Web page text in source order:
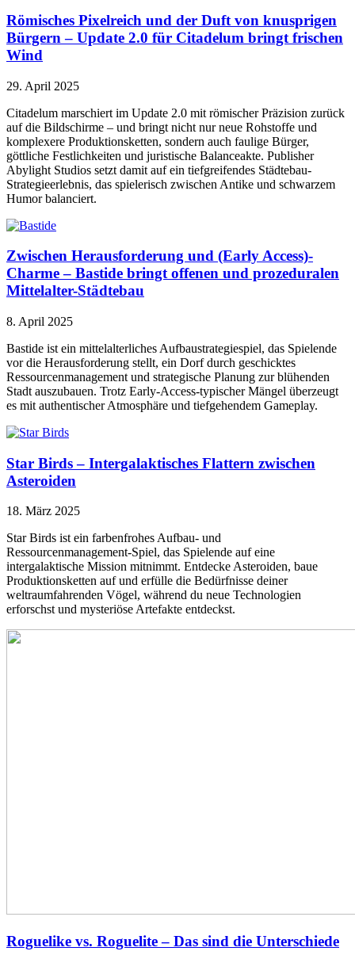
Römisches Pixelreich und der Duft von knusprigen
Bürgern – Update 2.0 für Citadelum bringt frischen
Wind
29. April 2025
Citadelum marschiert im Update 2.0 mit römischer Präzision zurück
auf die Bildschirme – und bringt nicht nur neue Rohstoffe und
komplexere Produktionsketten, sondern auch faulige Bürger,
göttliche Festlichkeiten und juristische Balanceakte. Publisher
Abylight Studios setzt damit auf ein tiefgreifendes Städtebau-
Strategieerlebnis, das spielerisch zwischen Antike und schwarzem
Humor balanciert.
Zwischen Herausforderung und (Early Access)-
Charme – Bastide bringt offenen und prozeduralen
Mittelalter-Städtebau
8. April 2025
Bastide ist ein mittelalterliches Aufbaustrategiespiel, das Spielende
vor die Herausforderung stellt, ein Dorf durch geschicktes
Ressourcenmanagement und strategische Planung zur blühenden
Stadt auszubauen. Trotz Early-Access-typischer Mängel überzeugt
es mit authentischer Atmosphäre und tiefgehendem Gameplay.
Star Birds – Intergalaktisches Flattern zwischen
Asteroiden
18. März 2025
Star Birds ist ein farbenfrohes Aufbau- und
Ressourcenmanagement-Spiel, das Spielende auf eine
intergalaktische Mission mitnimmt. Entdecke Asteroiden, baue
Produktionsketten auf und erfülle die Bedürfnisse deiner
weltraumfahrenden Vögel, während du neue Technologien
erforschst und mysteriöse Artefakte entdeckst.
Roguelike vs. Roguelite – Das sind die Unterschiede